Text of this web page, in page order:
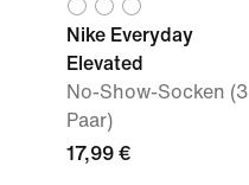
Nike Everyday
Elevated
No-Show-Socken (3
Paar)
17,99 €